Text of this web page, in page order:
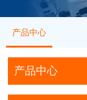
新闻中心
技术支持
汇款方式
联系我们
产品中心
产品中心